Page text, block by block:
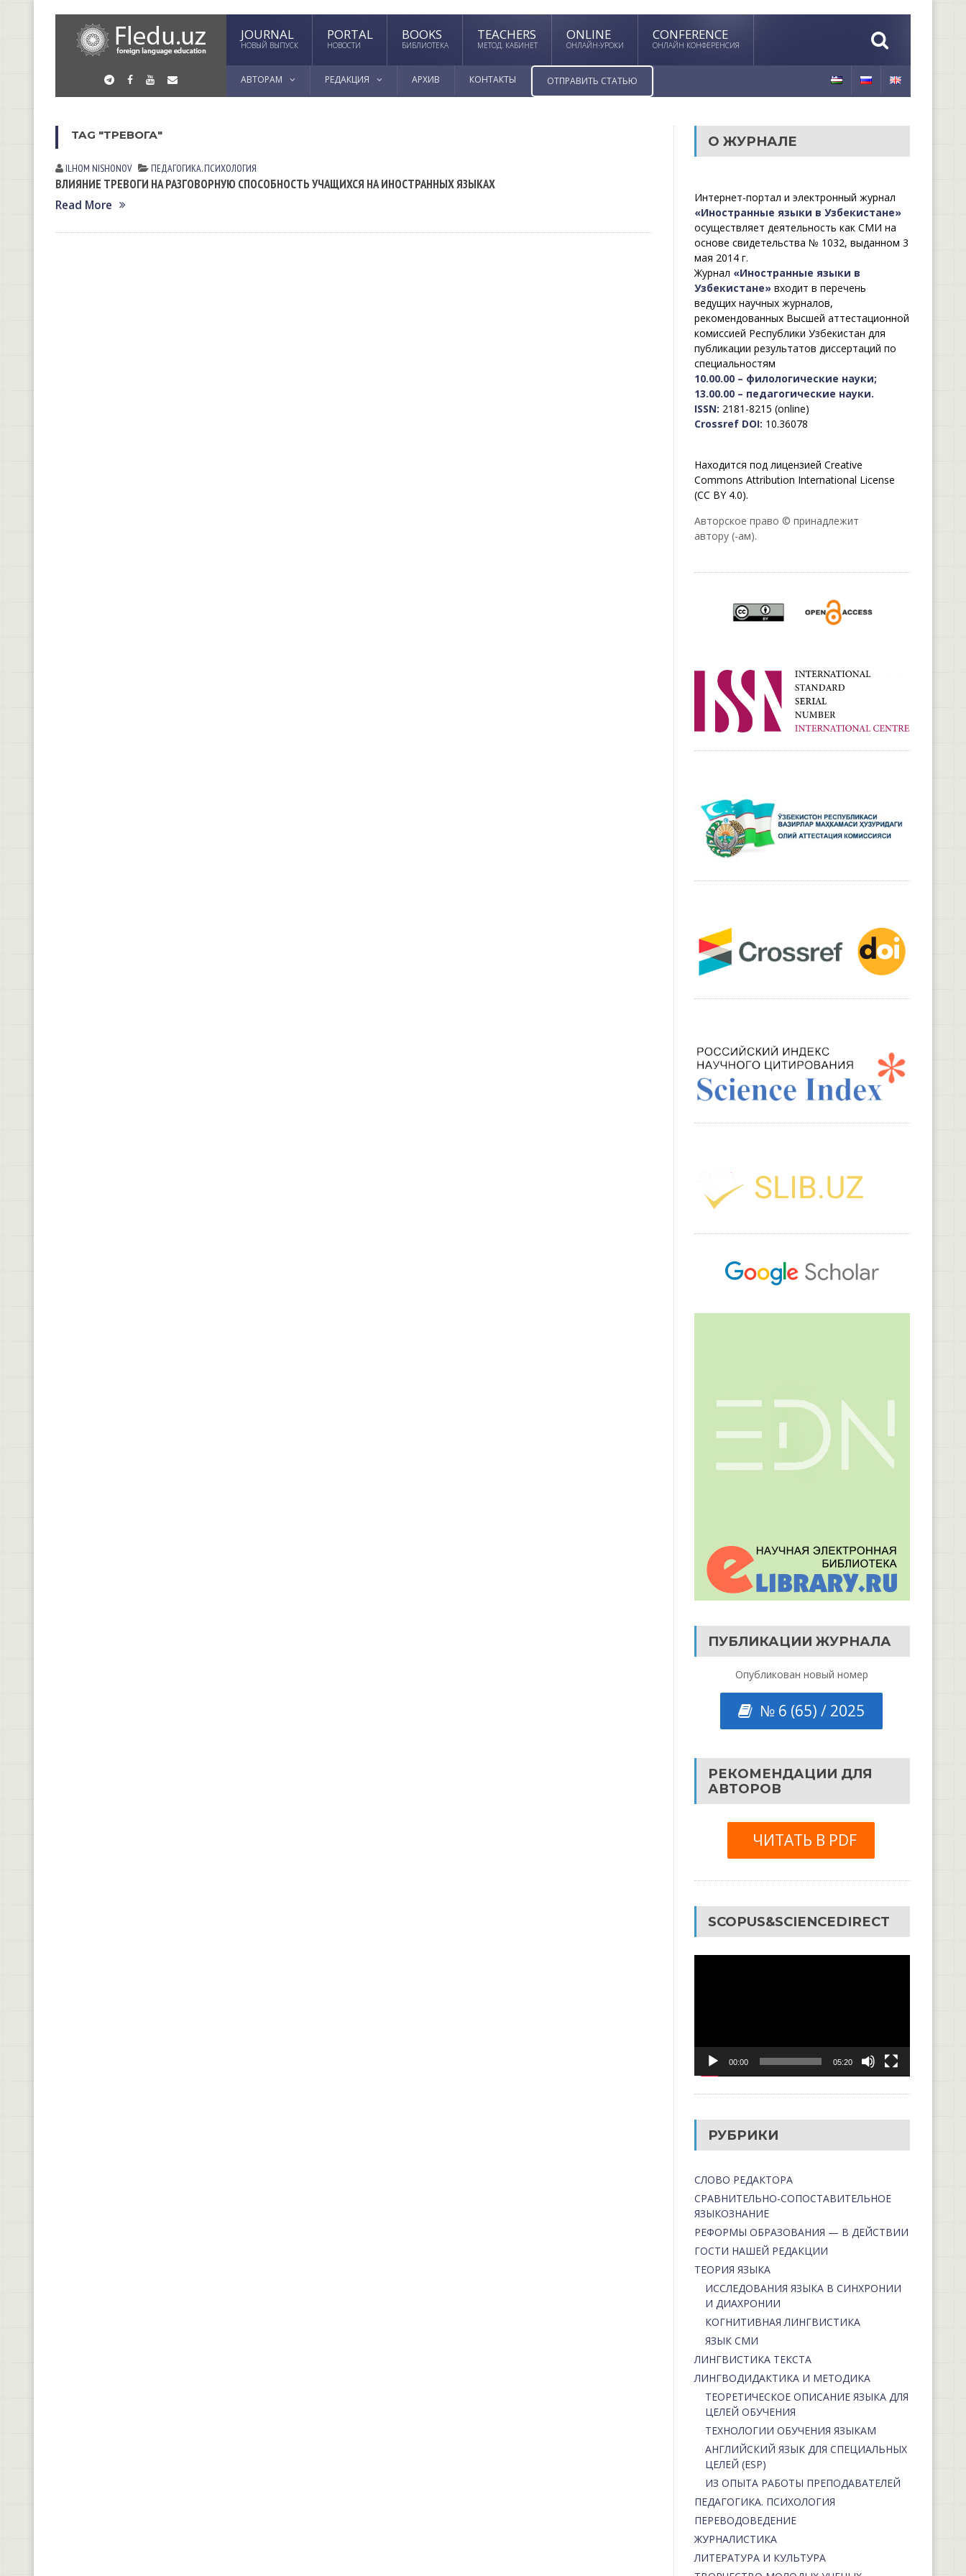
JOURNAL
НОВЫЙ ВЫПУСК
PORTAL
НОВОСТИ
BOOKS
БИБЛИОТЕКА
TEACHERS
МЕТОД. КАБИНЕТ
ONLINE
ОНЛАЙН-УРОКИ
CONFERENCE
ОНЛАЙН КОНФЕРЕНСИЯ
АВТОРАМ РЕДАКЦИЯ АРХИВ КОНТАКТЫ ОТПРАВИТЬ СТАТЬЮ
TAG "ТРЕВОГА"
ILHOM NISHONOV ПЕДАГОГИКА. ПСИХОЛОГИЯ
ВЛИЯНИЕ ТРЕВОГИ НА РАЗГОВОРНУЮ СПОСОБНОСТЬ УЧАЩИХСЯ НА ИНОСТРАННЫХ ЯЗЫКАХ
Read More
О ЖУРНАЛЕ
Интернет-портал и электронный журнал
«Иностранные языки в Узбекистане»
осуществляет деятельность как СМИ на
основе свидетельства № 1032, выданном 3
мая 2014 г.
Журнал «Иностранные языки в
Узбекистане»входит в перечень
ведущих научных журналов,
рекомендованных Высшей аттестационной
комиссией Республики Узбекистан для
публикации результатов диссертаций по
специальностям
10.00.00 – филологические науки;
13.00.00 – педагогические науки.
ISSN: 2181-8215 (online)
Crossref DOI: 10.36078
Находится под лицензией Creative
Commons Attribution International License
(CC BY 4.0).
Авторское право © принадлежит
автору (-ам).
ПУБЛИКАЦИИ ЖУРНАЛА
Опубликован новый номер
№ 6 (65) / 2025
РЕКОМЕНДАЦИИ ДЛЯ
АВТОРОВ
ЧИТАТЬ В PDF
SCOPUS&SCIENCEDIRECT
00:00 05:20
РУБРИКИ
СЛОВО РЕДАКТОРА
СРАВНИТЕЛЬНО-СОПОСТАВИТЕЛЬНОЕ
ЯЗЫКОЗНАНИЕ
РЕФОРМЫ ОБРАЗОВАНИЯ — В ДЕЙСТВИИ
ГОСТИ НАШЕЙ РЕДАКЦИИ
ТЕОРИЯ ЯЗЫКА
ИССЛЕДОВАНИЯ ЯЗЫКА В СИНХРОНИИ
И ДИАХРОНИИ
КОГНИТИВНАЯ ЛИНГВИСТИКА
ЯЗЫК СМИ
ЛИНГВИСТИКА ТЕКСТА
ЛИНГВОДИДАКТИКА И МЕТОДИКА
ТЕОРЕТИЧЕСКОЕ ОПИСАНИЕ ЯЗЫКА ДЛЯ
ЦЕЛЕЙ ОБУЧЕНИЯ
ТЕХНОЛОГИИ ОБУЧЕНИЯ ЯЗЫКАМ
АНГЛИЙСКИЙ ЯЗЫК ДЛЯ СПЕЦИАЛЬНЫХ
ЦЕЛЕЙ (ESP)
ИЗ ОПЫТА РАБОТЫ ПРЕПОДАВАТЕЛЕЙ
ПЕДАГОГИКА. ПСИХОЛОГИЯ
ПЕРЕВОДОВЕДЕНИЕ
ЖУРНАЛИСТИКА
ЛИТЕРАТУРА И КУЛЬТУРА